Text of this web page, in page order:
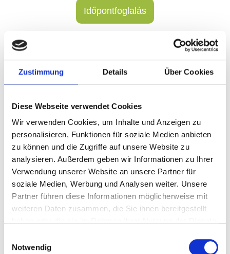
Zustimmung Details Über Cookies
Diese Webseite verwendet Cookies
Wir verwenden Cookies, um Inhalte und Anzeigen zu
personalisieren, Funktionen für soziale Medien anbieten
zu können und die Zugriffe auf unsere Website zu
analysieren. Außerdem geben wir Informationen zu Ihrer
Verwendung unserer Website an unsere Partner für
soziale Medien, Werbung und Analysen weiter. Unsere
Partner führen diese Informationen möglicherweise mit
weiteren Daten zusammen, die Sie ihnen bereitgestellt
Notwendig
Időpontfoglalás
Szájsebészet ára
sebészeti beavatkozásokkal foglalkozik. A szájsebészetben
gyakori eljárások közé tartozik a foghúzás vagy az
implantátum behelyezése és az állkapocs-korrekció.
A szájsebészet segít a száj és az állkapocs területén
előforduló különféle betegségek és problémák kezelésében,
mint például a bölcsességfog eltávolítása, a fogászati ​​
implantátumok behelyezése fogvesztés esetén, az
állkapocsban lévő ciszták vagy daganatok eltávolítása, az